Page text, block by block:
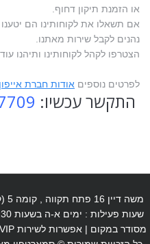
או הזמנת תיקון דחוף.
אם תשאלו את לקוחותינו הם
נהנים לקבל שירות מאתנו.
הצטרפו לקהל לקוחותינו ותיהנו
לפרטים נוספים אודות חברת
התקשר עכשיו:
משה דיין 16 פתח תקווה , קומה 5 (קוד כניסה לבניין *1234) 03-3727709
מסודר במקום | אפשרות לשירות VIP עד בית הלקוח ע"י שליח במרכז הארץ.